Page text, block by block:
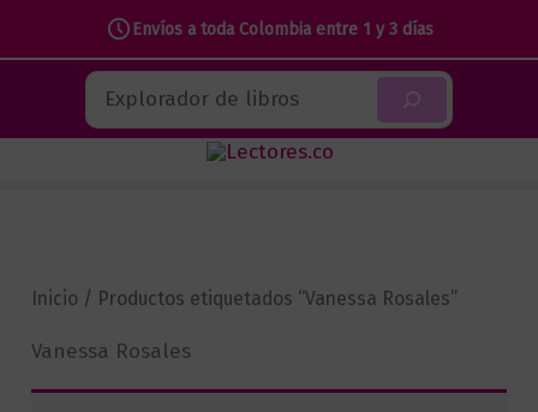
Envíos a toda Colombia entre 1 y 3 días
contenido
Buscar
Inicio / Productos etiquetados “Vanessa Rosales”
Vanessa Rosales